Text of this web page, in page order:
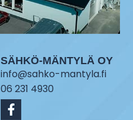
SÄHKÖ-MÄNTYLÄ OY
info@sahko-mantyla.fi
06 231 4930